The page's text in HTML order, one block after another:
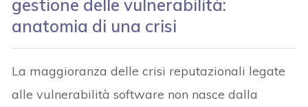
gestione delle vulnerabilità:
anatomia di una crisi
La maggioranza delle crisi reputazionali legate
alle vulnerabilità software non nasce dalla